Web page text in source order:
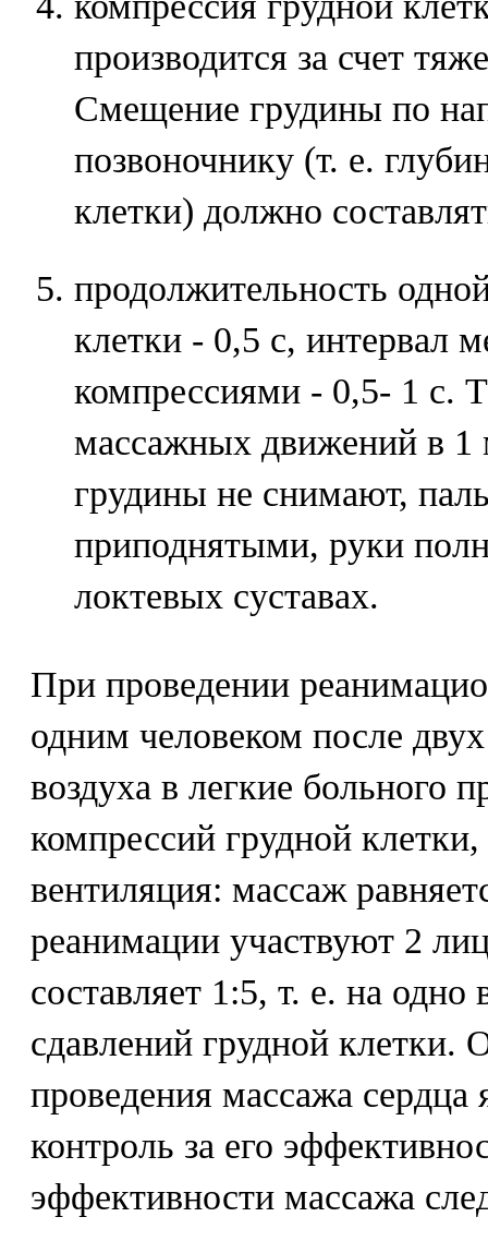
производится за счет
Смещение грудины по
позвоночнику (т. е.
клетки) должно
продолжительность
клетки - 0,5 с, интервал
компрессиями - 0,5- 1 с.
массажных движений в 1
грудины не снимают,
приподнятыми, руки
локтевых суставах.
При проведении
одним человеком после
воздуха в легкие больного
компрессий грудной
вентиляция: массаж
реанимации участвуют 2
составляет 1:5, т. е. на одно
сдавлений грудной клетки.
проведения массажа сердца
контроль за его
эффективности массажа